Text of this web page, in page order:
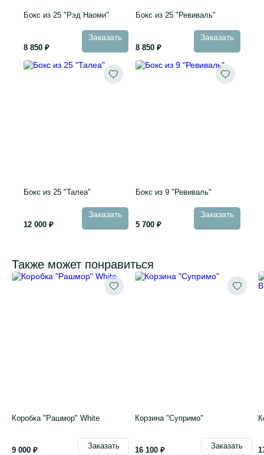
Бокс из 25 "Рэд Наоми"
8 850 ₽
Заказать
Бокс из 25 "Ревиваль"
8 850 ₽
Заказать
Бокс из 25 "Талеа"
12 000 ₽
Заказать
Бокс из 9 "Ревиваль"
5 700 ₽
Заказать
Также может понравиться
Коробка "Рашмор" White
9 000 ₽ Заказать
Корзина "Супримо"
16 100 ₽ Заказать